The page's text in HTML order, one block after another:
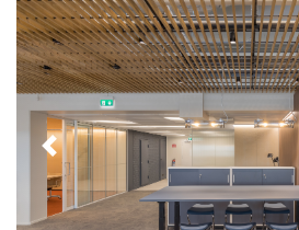
PREVIOUS